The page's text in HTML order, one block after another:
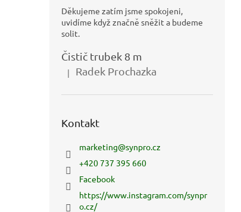
Děkujeme zatím jsme spokojeni,
uvidíme když značně sněžit a budeme
solit.
Čistič trubek 8 m
Hodnocení produktu je 5 z 5 hvězdiček.
| Radek Prochazka
Kontakt
marketing@synpro.cz
+420 737 395 660
Facebook
https://www.instagram.com/synpr
o.cz/